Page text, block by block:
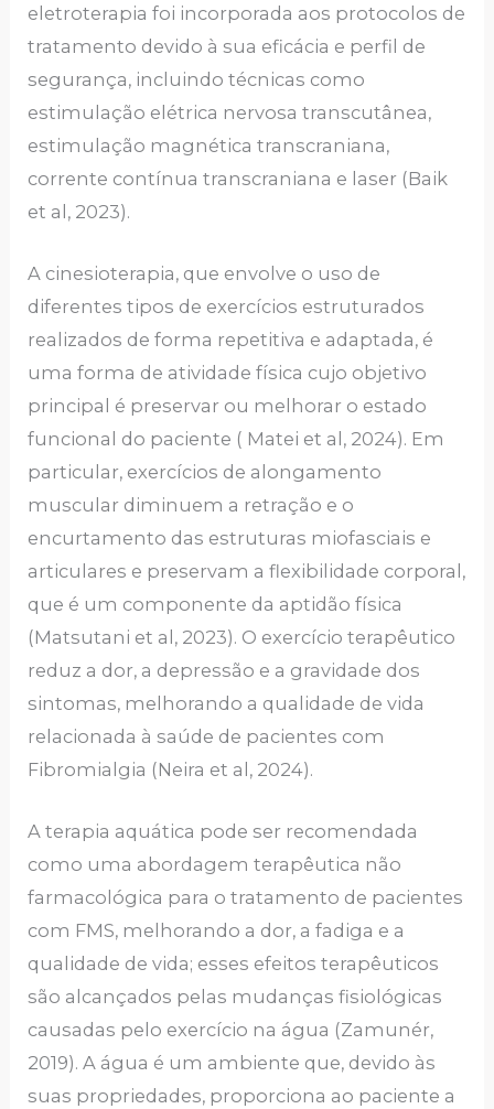
eletroterapia foi incorporada aos protocolos de
tratamento devido à sua eficácia e perfil de
segurança, incluindo técnicas como
estimulação elétrica nervosa transcutânea,
estimulação magnética transcraniana,
corrente contínua transcraniana e laser (Baik
et al, 2023).
A cinesioterapia, que envolve o uso de
diferentes tipos de exercícios estruturados
realizados de forma repetitiva e adaptada, é
uma forma de atividade física cujo objetivo
principal é preservar ou melhorar o estado
funcional do paciente ( Matei et al, 2024). Em
particular, exercícios de alongamento
muscular diminuem a retração e o
encurtamento das estruturas miofasciais e
articulares e preservam a flexibilidade corporal,
que é um componente da aptidão física
(Matsutani et al, 2023). O exercício terapêutico
reduz a dor, a depressão e a gravidade dos
sintomas, melhorando a qualidade de vida
relacionada à saúde de pacientes com
Fibromialgia (Neira et al, 2024).
A terapia aquática pode ser recomendada
como uma abordagem terapêutica não
farmacológica para o tratamento de pacientes
com FMS, melhorando a dor, a fadiga e a
qualidade de vida; esses efeitos terapêuticos
são alcançados pelas mudanças fisiológicas
causadas pelo exercício na água (Zamunér,
2019). A água é um ambiente que, devido às
suas propriedades, proporciona ao paciente a